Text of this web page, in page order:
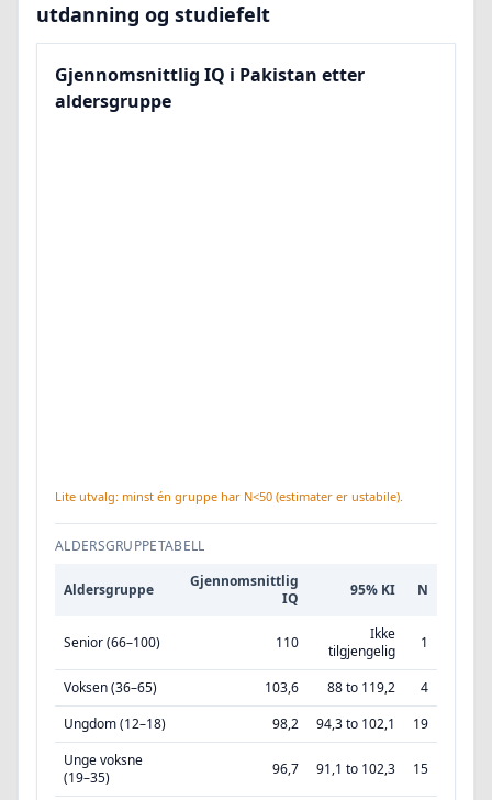
utdanning og studiefelt
Gjennomsnittlig IQ i Pakistan etter
aldersgruppe
Lite utvalg: minst én gruppe har N<50 (estimater er ustabile).
ALDERSGRUPPETABELL
Aldersgruppe
Gjennomsnittlig
IQ
95% KI N
Senior (66–100) 110
Ikke
tilgjengelig
1
Voksen (36–65) 103,6 88 to 119,2
4
Ungdom (12–18)
98,2 94,3 to 102,1
19
Unge voksne
(19–35)
96,7 91,1 to 102,3 15